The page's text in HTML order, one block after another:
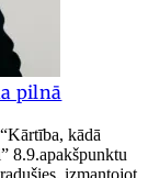
pilnā
kādā
8.9.apakšpunktu